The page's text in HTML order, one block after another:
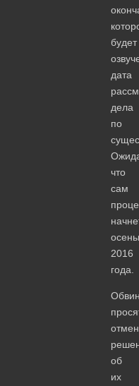
будет
дата
дела
по
что
сам
2016
года.
об
их